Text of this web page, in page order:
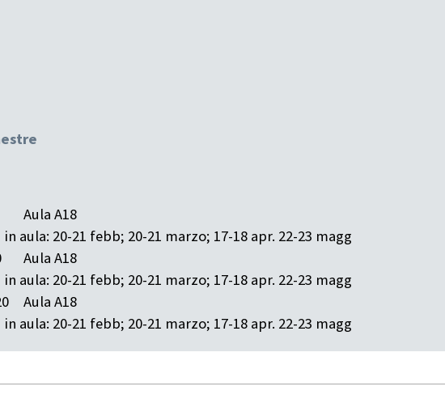
Aula A18
in aula: 20-21 febb; 20-21 marzo; 17-18 apr. 22-23 magg
Aula A18
in aula: 20-21 febb; 20-21 marzo; 17-18 apr. 22-23 magg
Aula A18
in aula: 20-21 febb; 20-21 marzo; 17-18 apr. 22-23 magg